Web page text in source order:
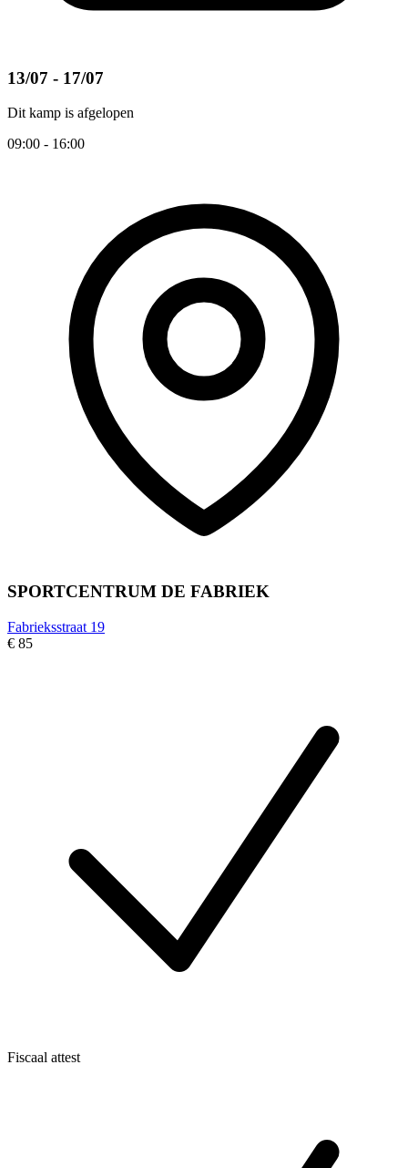
13/07 - 17/07
Dit kamp is afgelopen
09:00 - 16:00
SPORTCENTRUM DE FABRIEK
Fabrieksstraat 19
€ 85
Fiscaal attest